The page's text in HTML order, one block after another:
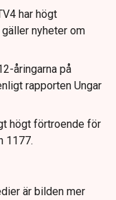
har högt
nyheter om
åringarna på
rapporten Ungar
högt förtroende för
1177.
är bilden mer